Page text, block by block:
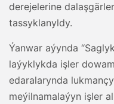
derejelerine
tassyklanyldy.
Ýanwar aýynda
laýyklykda işler
edaralarynda
meýilnamalaýyn işler